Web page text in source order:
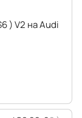
) V2 на Audi